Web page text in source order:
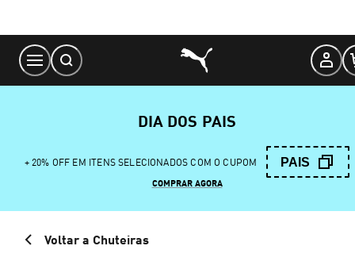
Content
DIA DOS PAIS
+ 20% OFF EM ITENS SELECIONADOS COM O CUPOM PAIS
COMPRAR AGORA
Voltar a Chuteiras